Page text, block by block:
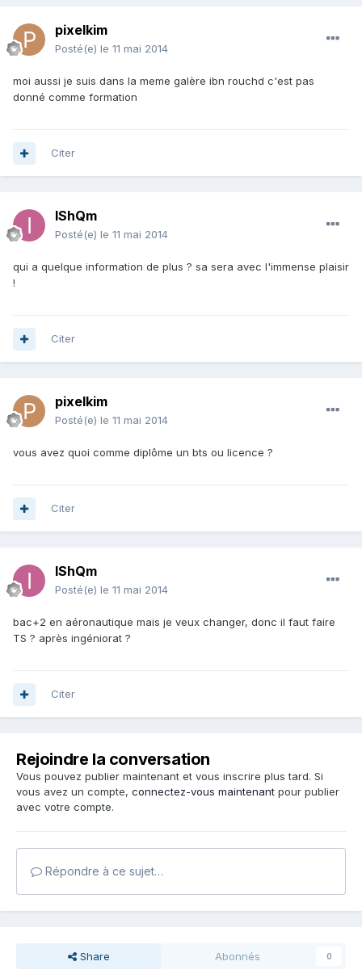
pixelkim
Posté(e) le 11 mai 2014
moi aussi je suis dans la meme galère ibn rouchd c'est pas
donné comme formation
Citer
IShQm
Posté(e) le 11 mai 2014
qui a quelque information de plus ? sa sera avec l'immense plaisir
!
Citer
pixelkim
Posté(e) le 11 mai 2014
vous avez quoi comme diplôme un bts ou licence ?
Citer
IShQm
Posté(e) le 11 mai 2014
bac+2 en aéronautique mais je veux changer, donc il faut faire
TS ? après ingéniorat ?
Citer
Rejoindre la conversation
Vous pouvez publier maintenant et vous inscrire plus tard. Si
vous avez un compte, connectez-vous maintenant pour publier
avec votre compte.
Répondre à ce sujet…
Share Abonnés 0